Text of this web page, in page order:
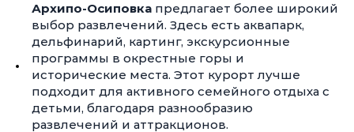
Архипо-Осиповка предлагает более широкий
выбор развлечений. Здесь есть аквапарк,
дельфинарий, картинг, экскурсионные
программы в окрестные горы и
исторические места. Этот курорт лучше
подходит для активного семейного отдыха с
детьми, благодаря разнообразию
развлечений и аттракционов.